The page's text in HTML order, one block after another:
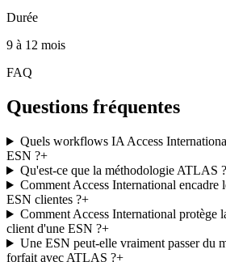
Durée
9 à 12 mois
FAQ
Questions fréquentes
Quels workflows IA Access
ESN ?+
Qu'est-ce que la méthodologie ATLAS ?
Comment Access International encadre
ESN clientes ?+
Comment Access International protège
client d'une ESN ?+
Une ESN peut-elle vraiment passer du
forfait avec ATLAS ?+